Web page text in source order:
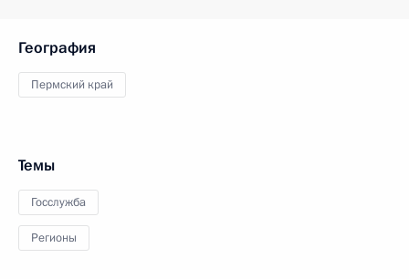
География
Пермский край
Темы
Госслужба
Регионы